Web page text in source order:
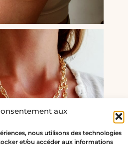
aux
nous utilisons des technologies
et/ou accéder aux informations